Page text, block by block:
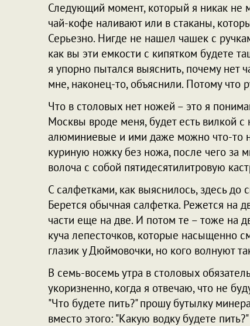
Следующий момент, который я никак не
чай-кофе наливают или в стаканы,
Серьезно. Нигде не нашел чашек с
как вы эти емкости с кипятком будете
я упорно пытался выяснить, почему нет
мне, наконец-то, объяснили. Потому что
Что в столовых нет ножей – это я
Москвы вроде меня, будет есть вилкой
алюминиевые и ими даже можно что-то
куриную ножку без ножа, после чего за
волоча с собой пятидесятилитровую
С салфетками, как выяснилось, здесь до
Берется обычная салфетка. Режется на
части еще на две. И потом те – тоже на
куча лепесточков, которые насыщенно
глазик у Дюймовочки, но кого волнуют
В семь-восемь утра в столовых
укоризненно, когда я отвечаю, что не
"Что будете пить?" прошу бутылку
вместо этого: "Какую водку будете